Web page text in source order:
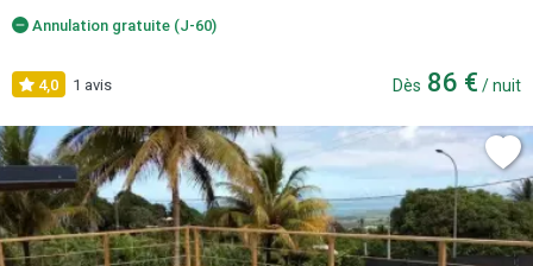
Annulation gratuite (J-60)
4,0 1 avis Dès 86 € / nuit